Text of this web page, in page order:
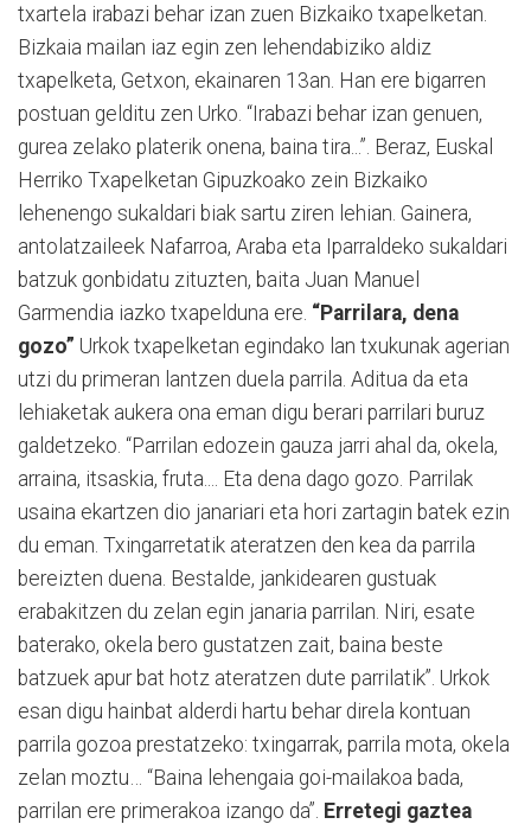
txartela irabazi behar izan zuen Bizkaiko txapelketan.
Bizkaia mailan iaz egin zen lehendabiziko aldiz
txapelketa, Getxon, ekainaren 13an. Han ere bigarren
postuan gelditu zen Urko. “Irabazi behar izan genuen,
gurea zelako platerik onena, baina tira...”. Beraz, Euskal
Herriko Txapelketan Gipuzkoako zein Bizkaiko
lehenengo sukaldari biak sartu ziren lehian. Gainera,
antolatzaileek Nafarroa, Araba eta Iparraldeko sukaldari
batzuk gon­bidatu zituzten, baita Juan Manuel
Garmendia iazko txapelduna ere. “Parrilara, dena
gozo” Urkok txapelketan egindako lan txukunak agerian
utzi du primeran lantzen duela parrila. Aditua da eta
lehiaketak au­kera ona eman digu berari parrilari buruz
galdetzeko. “Parrilan edozein gauza jarri ahal da, okela,
arraina, itsaskia, fruta.... Eta dena dago gozo. Parrilak
usaina ekartzen dio janariari eta hori zartagin batek ezin
du eman. Txingarretatik ateratzen den kea da parrila
bereizten duena. Bestalde, jankidearen gustuak
erabakitzen du ze­lan egin janaria parrilan. Niri, esate
baterako, okela bero gustatzen zait, baina bes­te
batzuek apur bat hotz ateratzen du­te parrilatik”. Urkok
esan digu hainbat alderdi hartu behar direla kontuan
parrila gozoa prestatzeko: txingarrak, parrila mota, okela
zelan moztu… “Baina lehengaia goi-mailakoa bada,
parrilan ere primerakoa izango da”. Erretegi gaztea